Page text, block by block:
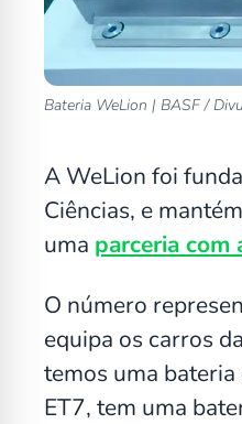
Bateria WeLion | BASF /
A WeLion foi
Ciências, e
uma parceria com
O número
equipa os carros
temos uma
ET7, tem uma